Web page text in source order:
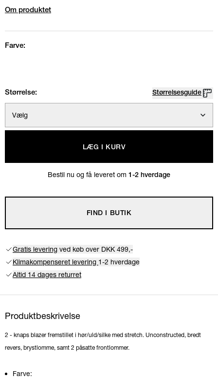
Om produktet
Farve:
Størrelse: Størrelsesguide
Vælg
LÆG I KURV
Bestil nu og få leveret om 1-2 hverdage
FIND I BUTIK
Gratis levering ved køb over DKK 499,-
Klimakompenseret levering 1-2 hverdage
Altid 14 dages returret
Produktbeskrivelse
2 - knaps blazer fremstillet i hør/uld/silke med stretch. Unconstructed, bredt
revers, brystlomme, samt 2 påsatte frontlommer.
Farve: